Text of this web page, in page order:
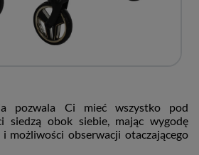
pozwala Ci mieć wszystko pod
siedzą obok siebie, mając wygodę
możliwości obserwacji otaczającego